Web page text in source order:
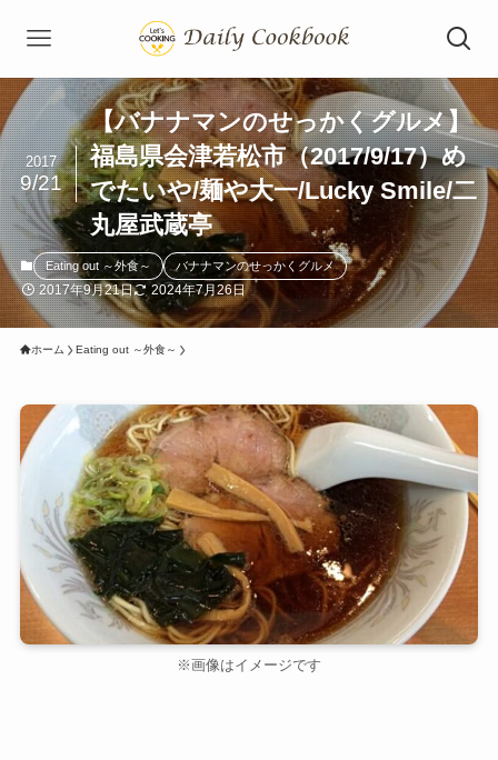
【バナナマンのせっかくグルメ】
福島県会津若松市（2017/9/17）め
でたいや/麺や大一/Lucky Smile/二
丸屋武蔵亭
2017
9/21
Eating out ～外食～ バナナマンのせっかくグルメ
2017年9月21日 2024年7月26日
ホーム Eating out ～外食～
※画像はイメージです